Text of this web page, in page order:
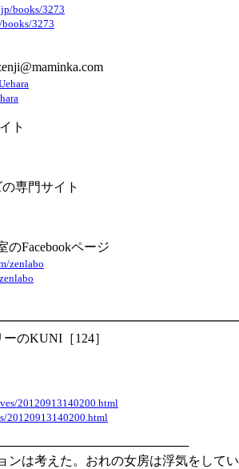
books/3273
3273
ト
の専門サイト
のFacebookページ
zenlabo
のKUNI［124］
20120913140200.html
20120913140200.html
ンは考えた。おれの女房は浮気をしてい